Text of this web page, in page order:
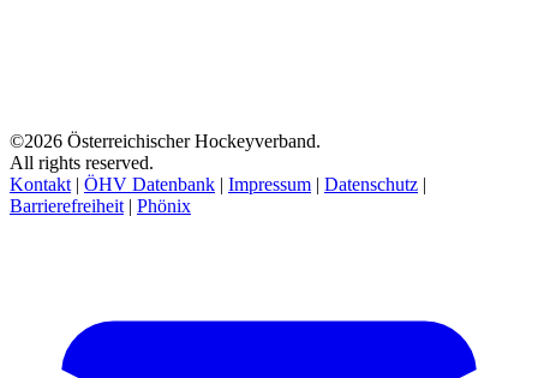
©2026 Österreichischer Hockeyverband.
All rights reserved.
Kontakt | ÖHV Datenbank | Impressum | Datenschutz |
Barrierefreiheit | Phönix